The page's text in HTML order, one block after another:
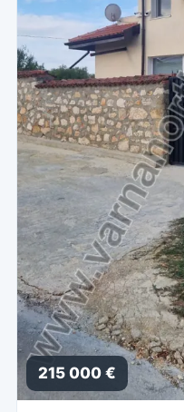
215 000 €